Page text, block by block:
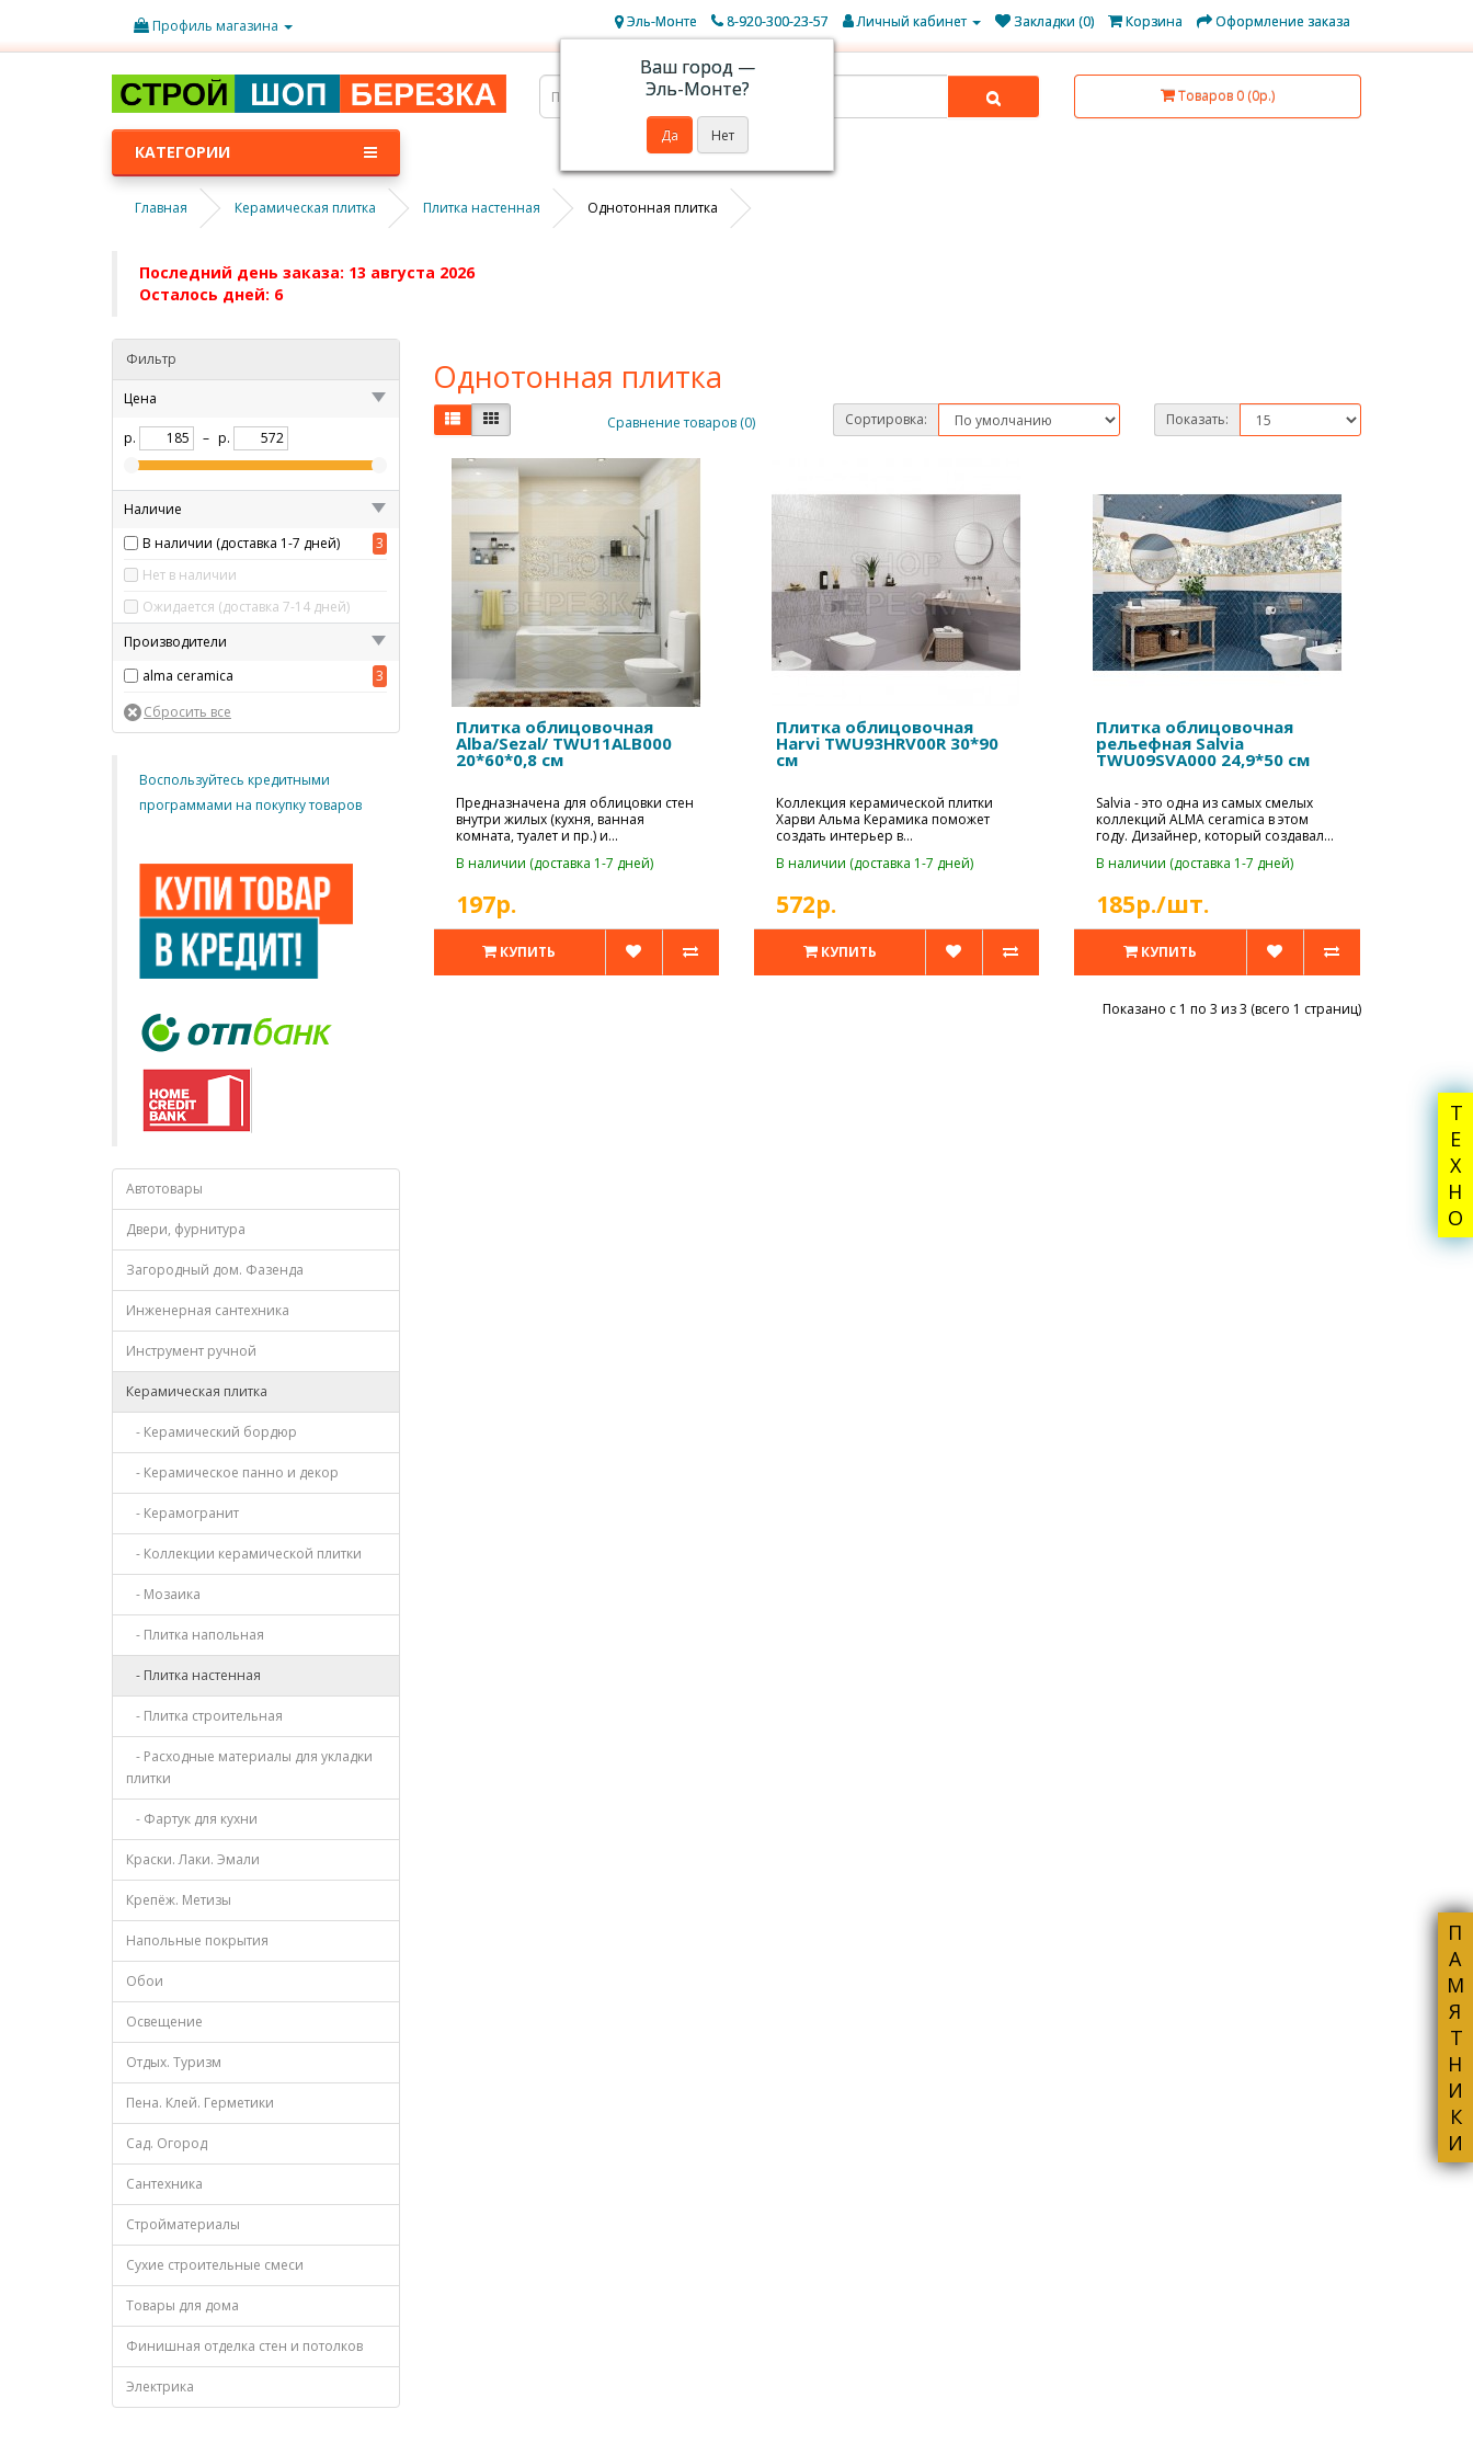
ТЕХНО
ПАМЯТНИКИ
Профиль магазина Эль-Монте
Ваш город —
Эль-Монте?
8-920-300-23-57 Личный кабинет Закладки (0) Корзина Оформление заказа
Товаров 0 (0р.)
КАТЕГОРИИ
Главная Керамическая плитка Плитка настенная Однотонная плитка
Последний день заказа: 13 августа 2026
Осталось дней: 6
Фильтр
Цена
р. – р.
Наличие
В наличии (доставка 1-7 дней)
3
Нет в наличии
Ожидается (доставка 7-14 дней)
Производители
alma ceramica
3
Воспользуйтесь кредитными
программами на покупку товаров
Автотовары
Двери, фурнитура
Загородный дом. Фазенда
Инженерная сантехника
Инструмент ручной
Керамическая плитка
- Керамический бордюр
- Керамическое панно и декор
- Керамогранит
- Коллекции керамической плитки
- Мозаика
- Плитка напольная
- Плитка настенная
- Плитка строительная
- Расходные материалы для укладки
плитки
- Фартук для кухни
Краски. Лаки. Эмали
Крепёж. Метизы
Напольные покрытия
Обои
Освещение
Отдых. Туризм
Пена. Клей. Герметики
Сад. Огород
Сантехника
Стройматериалы
Сухие строительные смеси
Товары для дома
Финишная отделка стен и потолков
Электрика
Однотонная плитка
Сравнение товаров (0) Сортировка: Показать:
Плитка облицовочная
Alba/Sezal/ TWU11ALB000
20*60*0,8 см
Предназначена для облицовки стен
внутри жилых (кухня, ванная
комната, туалет и пр.) и
В наличии (доставка 1-7 дней)
197р.
КУПИТЬ
Плитка облицовочная
Harvi TWU93HRV00R 30*90
см
Коллекция керамической плитки
Харви Альма Керамика поможет
создать интерьер в
В наличии (доставка 1-7 дней)
572р.
КУПИТЬ
Плитка облицовочная
рельефная Salvia
TWU09SVA000 24,9*50 см
Salvia - это одна из самых смелых
коллекций ALMA ceramica в этом
году. Дизайнер, который создавал
В наличии (доставка 1-7 дней)
185р./шт.
КУПИТЬ
Показано с 1 по 3 из 3 (всего 1 страниц)